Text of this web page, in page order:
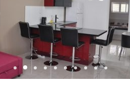
Ваши